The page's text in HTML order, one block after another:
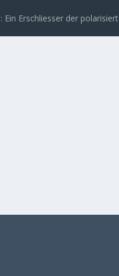
Ein Erschliesser der polarisiert